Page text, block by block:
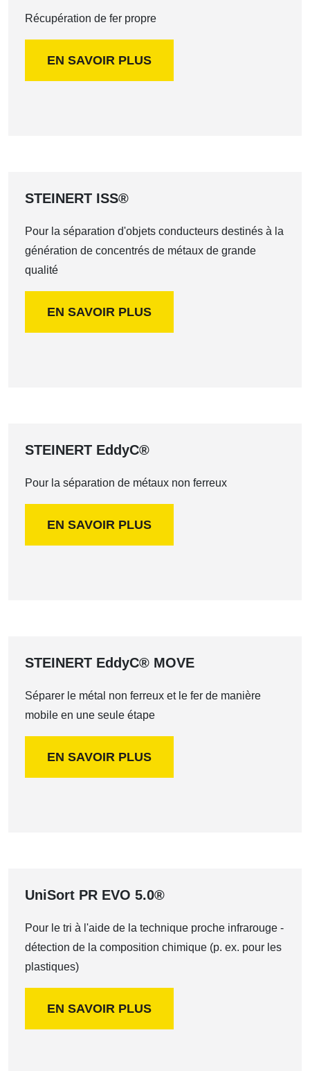
Récupération de fer propre
EN SAVOIR PLUS
STEINERT ISS®
Pour la séparation d'objets conducteurs destinés à la
génération de concentrés de métaux de grande
qualité
EN SAVOIR PLUS
STEINERT EddyC®
Pour la séparation de métaux non ferreux
EN SAVOIR PLUS
STEINERT EddyC® MOVE
Séparer le métal non ferreux et le fer de manière
mobile en une seule étape
EN SAVOIR PLUS
UniSort PR EVO 5.0®
Pour le tri à l'aide de la technique proche infrarouge -
détection de la composition chimique (p. ex. pour les
plastiques)
EN SAVOIR PLUS